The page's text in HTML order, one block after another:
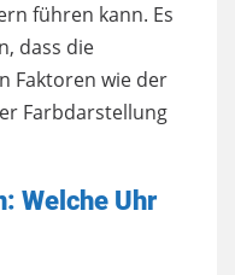
führen kann. Es
dass die
Faktoren wie der
Farbdarstellung
Welche Uhr